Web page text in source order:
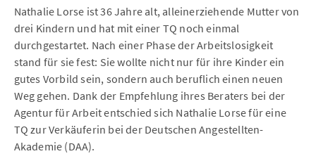
Nathalie Lorse ist 36 Jahre alt, alleinerziehende Mutter von
drei Kindern und hat mit einer TQ noch einmal
durchgestartet. Nach einer Phase der Arbeitslosigkeit
stand für sie fest: Sie wollte nicht nur für ihre Kinder ein
gutes Vorbild sein, sondern auch beruflich einen neuen
Weg gehen. Dank der Empfehlung ihres Beraters bei der
Agentur für Arbeit entschied sich Nathalie Lorse für eine
TQ zur Verkäuferin bei der Deutschen Angestellten-
Akademie (DAA).